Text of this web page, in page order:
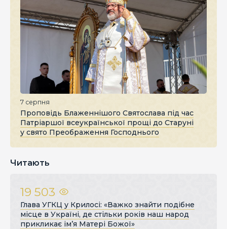
7 серпня
Проповідь Блаженнішого Святослава під час
Патріаршої всеукраїнської прощі до Старуні
у свято Преображення Господнього
Читають
19 503
Глава УГКЦ у Крилосі: «Важко знайти подібне
місце в Україні, де стільки років наш народ
прикликає ім’я Матері Божої»